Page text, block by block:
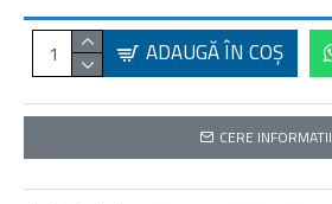
ADAUGĂ ÎN COŞ
CERE INFORMATII